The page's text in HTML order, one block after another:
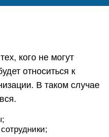
кого не могут
относиться к
В таком случае